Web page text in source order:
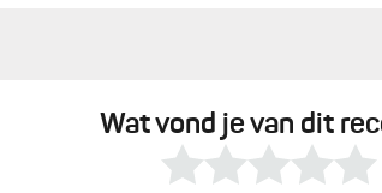
Wat vond je van dit